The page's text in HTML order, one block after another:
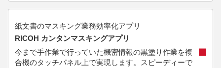
紙文書のマスキング業務効率化アプリ
RICOH カンタンマスキングアプリ
今まで手作業で行っていた機密情報の黒塗り作業を複
合機のタッチパネル上で実現します。スピーディーで